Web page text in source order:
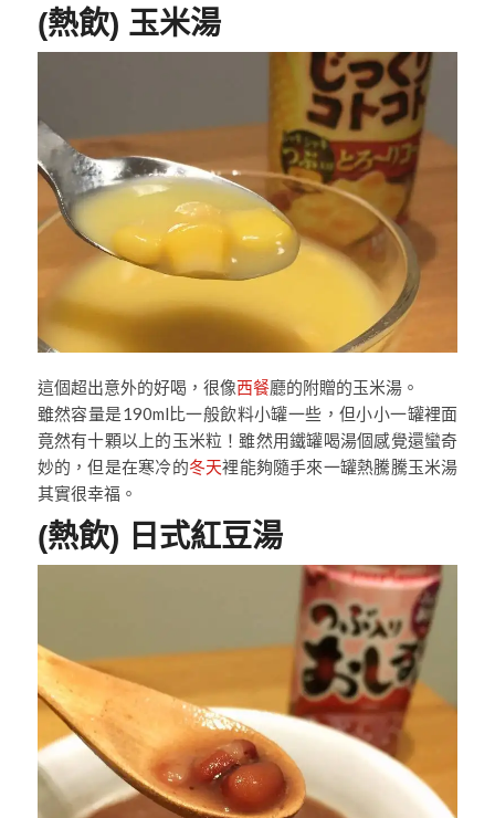
(熱飲) 玉米湯
這個超出意外的好喝，很像西餐廳的附贈的玉米湯。
雖然容量是190ml比一般飲料小罐一些，但小小一罐裡面
竟然有十顆以上的玉米粒！雖然用鐵罐喝湯個感覺還蠻奇
妙的，但是在寒冷的冬天裡能夠隨手來一罐熱騰騰玉米湯
其實很幸福。
(熱飲) 日式紅豆湯